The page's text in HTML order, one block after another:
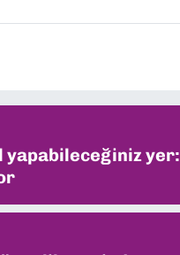
yapabileceğiniz yer: